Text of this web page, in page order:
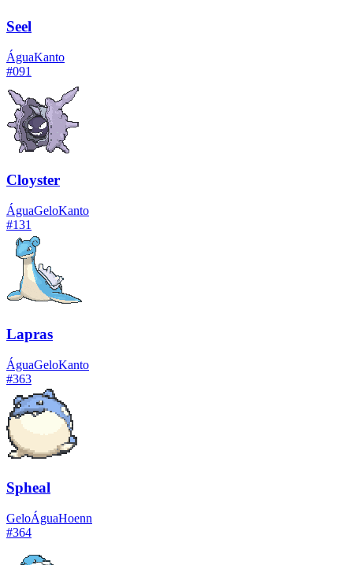
Seel
ÁguaKanto
#091
Cloyster
ÁguaGeloKanto
#131
Lapras
ÁguaGeloKanto
#363
Spheal
GeloÁguaHoenn
#364